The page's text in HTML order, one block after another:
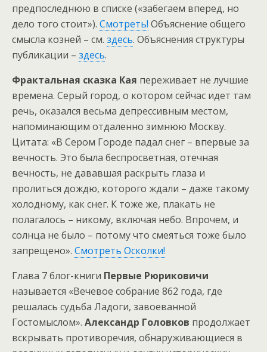
предпоследнюю в списке («забегаем вперед, но
дело того стоит»). Смотреть! Объяснение общего
смысла козней – см. здесь. Объяснения структуры
публикации – здесь.
Фрактальная сказка Кая переживает не лучшие
времена. Серый город, о котором сейчас идет там
речь, оказался весьма депрессивным местом,
напоминающим отдаленно зимнюю Москву.
Цитата: «В Сером Городе падал снег – впервые за
вечность. Это была беспросветная, отечная
вечность, не дававшая раскрыть глаза и
пролиться дождю, которого ждали – даже такому
холодному, как снег. К тоже же, плакать не
полагалось – никому, включая небо. Впрочем, и
солнца не было – потому что смеяться тоже было
запрещено». Смотреть Осколки!
Глава 7 блог-книги Первые Рюриковичи
называется «Вечевое собрание 862 года, где
решалась судьба Ладоги, завоеванной
Гостомыслом». Александр Головков продолжает
вскрывать противоречия, обнаруживающиеся в